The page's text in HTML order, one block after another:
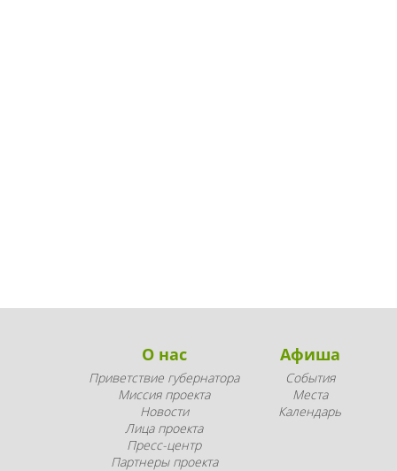
О нас
Приветствие губернатора
Миссия проекта
Новости
Лица проекта
Пресс-центр
Партнеры проекта
Афиша
События
Места
Календарь